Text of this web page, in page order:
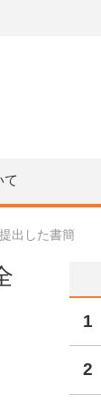
て
出した書簡
1
2